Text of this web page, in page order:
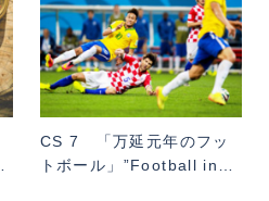
CS 7 「万延元年のフッ
トボール」”Football in…